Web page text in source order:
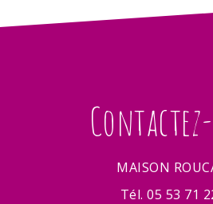
MAISON
Tél. 05 53 71